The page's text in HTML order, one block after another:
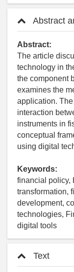
Abstract
Abstract:
The article
technology in
the component
examines the
application.
interaction
instruments in
conceptual
using digital
Keywords:
financial policy,
transformation,
development,
technologies,
digital tools
Text